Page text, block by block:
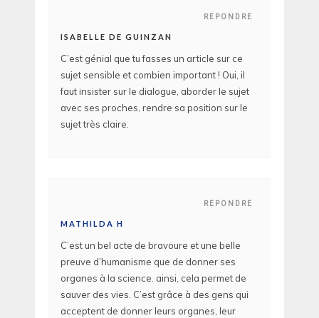
REPONDRE
ISABELLE DE GUINZAN
C’est génial que tu fasses un article sur ce
sujet sensible et combien important ! Oui, il
faut insister sur le dialogue, aborder le sujet
avec ses proches, rendre sa position sur le
sujet très claire.
REPONDRE
MATHILDA H
C’est un bel acte de bravoure et une belle
preuve d’humanisme que de donner ses
organes à la science. ainsi, cela permet de
sauver des vies. C’est grâce à des gens qui
acceptent de donner leurs organes, leur